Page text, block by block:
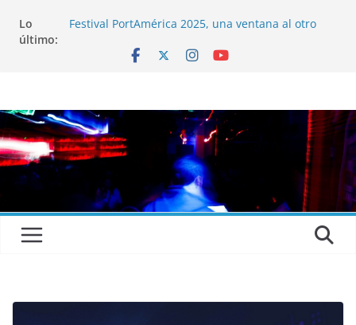
Lo
último:
Festival PortAmérica 2025, una ventana al otro
El Atlantic Fest 2025 propone un menú musical
Entrevista a RUMIA
Entrevista a mariagrep